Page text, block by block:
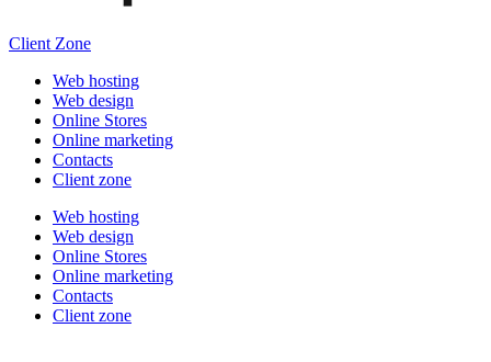
Client Zone
Web hosting
Web design
Online Stores
Online marketing
Contacts
Client zone
Web hosting
Web design
Online Stores
Online marketing
Contacts
Client zone